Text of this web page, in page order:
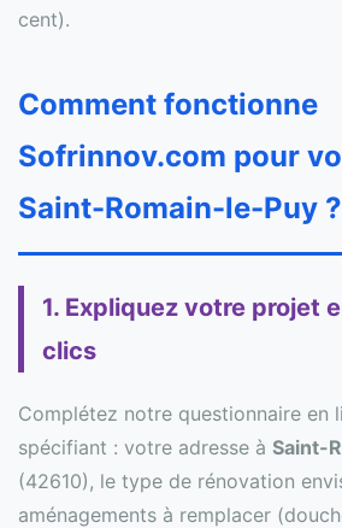
cent).
Comment fonctionne
Sofrinnov.com pour
Saint-Romain-le-Puy ?
1. Expliquez votre projet
clics
Complétez notre questionnaire en
spécifiant : votre adresse à Saint-
(42610), le type de rénovation
aménagements à remplacer